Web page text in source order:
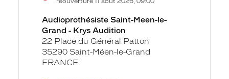
Audioprothésiste Saint-Meen-le-
Grand - Krys Audition
22 Place du Général Patton
35290 Saint-Méen-le-Grand
FRANCE